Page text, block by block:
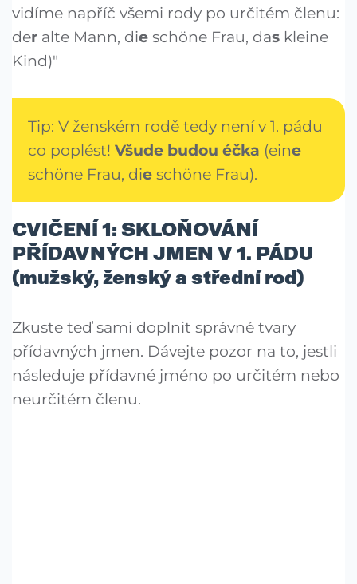
vidíme napříč všemi rody po určitém členu:
der alte Mann, die schöne Frau, das kleine
Kind)"
Tip: V ženském rodě tedy není v 1. pádu
co poplést! Všude budou éčka (eine
schöne Frau, die schöne Frau).
CVIČENÍ 1: SKLOŇOVÁNÍ
PŘÍDAVNÝCH JMEN V 1. PÁDU
(mužský, ženský a střední rod)
Zkuste teď sami doplnit správné tvary
přídavných jmen. Dávejte pozor na to, jestli
následuje přídavné jméno po určitém nebo
neurčitém členu.